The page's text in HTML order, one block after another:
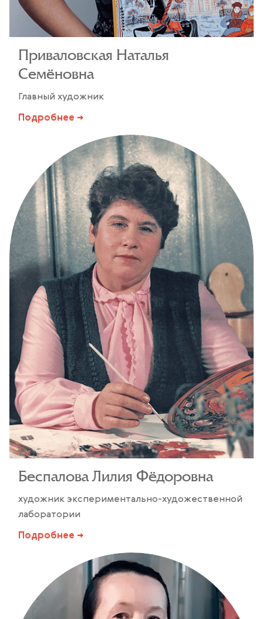
Приваловская Наталья
Семёновна
Главный художник
Подробнее →
Беспалова Лилия Фёдоровна
художник экспериментально-художественной
лаборатории
Подробнее →